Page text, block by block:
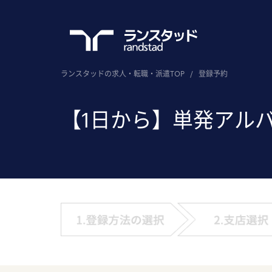
ランスタッドの求人・転職・派遣TOP / 登録予約
【1日から】単発アル